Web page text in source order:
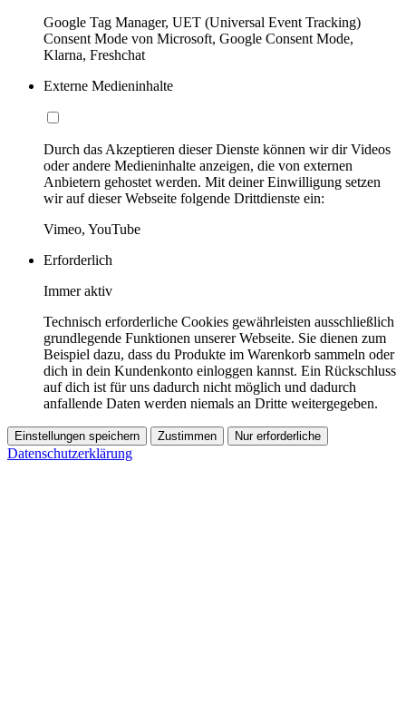
Google Tag Manager, UET (Universal Event Tracking)
Consent Mode von Microsoft, Google Consent Mode,
Klarna, Freshchat
Externe Medieninhalte
Durch das Akzeptieren dieser Dienste können wir dir Videos
oder andere Medieninhalte anzeigen, die von externen
Anbietern gehostet werden. Mit deiner Einwilligung setzen
wir auf dieser Webseite folgende Drittdienste ein:
Vimeo, YouTube
Erforderlich
Immer aktiv
Technisch erforderliche Cookies gewährleisten ausschließlich
grundlegende Funktionen unserer Webseite. Sie dienen zum
Beispiel dazu, dass du Produkte im Warenkorb sammeln oder
dich in dein Kundenkonto einloggen kannst. Ein Rückschluss
auf dich ist für uns dadurch nicht möglich und dadurch
anfallende Daten werden niemals an Dritte weitergegeben.
Einstellungen speichern Zustimmen Nur erforderliche
Datenschutzerklärung